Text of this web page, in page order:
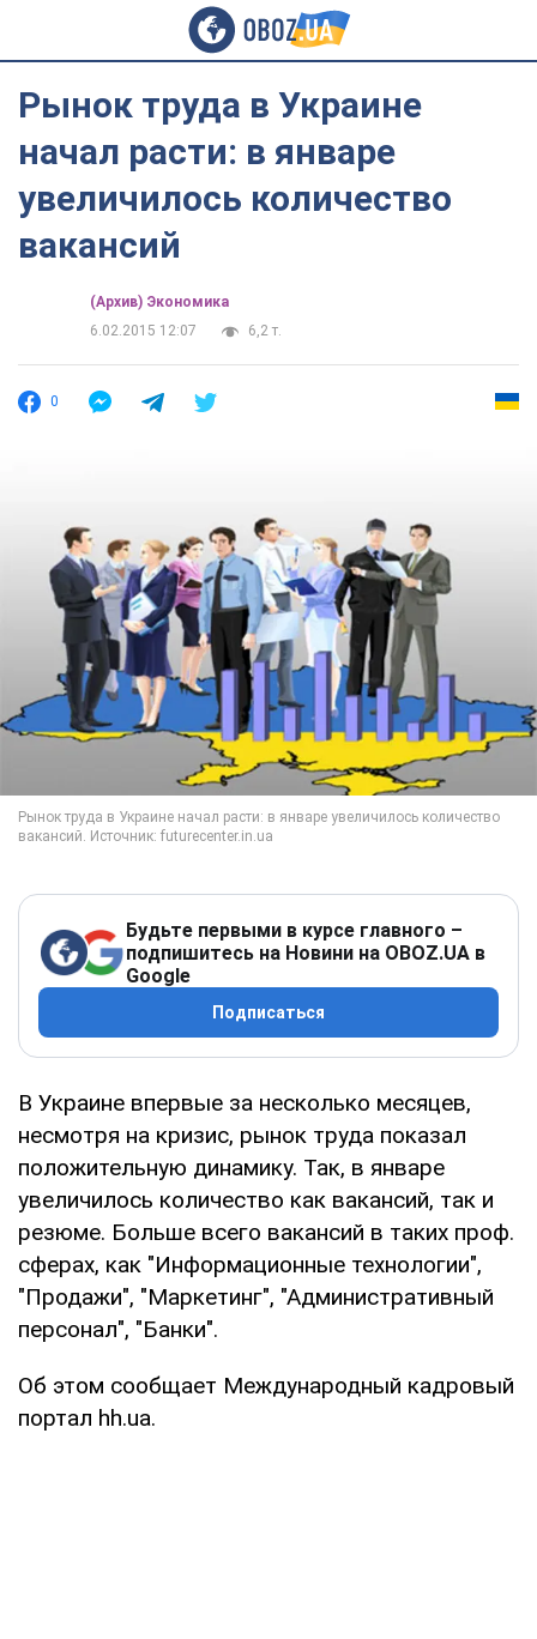
Рынок труда в Украине
начал расти: в январе
увеличилось количество
вакансий
(Архив) Экономика
6.02.2015 12:07
6,2 т.
0
Будьте первыми в курсе главного –
подпишитесь на Новини на OBOZ.UA в
Google
Подписаться
В Украине впервые за несколько месяцев,
несмотря на кризис, рынок труда показал
положительную динамику. Так, в январе
увеличилось количество как вакансий, так и
резюме. Больше всего вакансий в таких проф.
сферах, как "Информационные технологии",
"Продажи", "Маркетинг", "Административный
персонал", "Банки".
Об этом сообщает Международный кадровый
портал hh.ua.